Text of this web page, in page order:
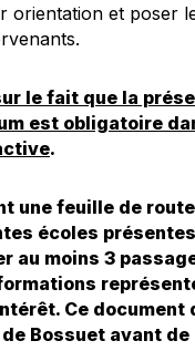
orientation et poser
le fait que la
est obligatoire
.
une feuille de
écoles
au moins 3
Ce document
de Bossuet avant